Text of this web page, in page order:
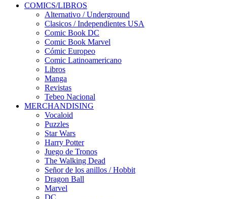
COMICS/LIBROS
Alternativo / Underground
Clasicos / Independientes USA
Comic Book DC
Comic Book Marvel
Cómic Europeo
Comic Latinoamericano
Libros
Manga
Revistas
Tebeo Nacional
MERCHANDISING
Vocaloid
Puzzles
Star Wars
Harry Potter
Juego de Tronos
The Walking Dead
Señor de los anillos / Hobbit
Dragon Ball
Marvel
DC